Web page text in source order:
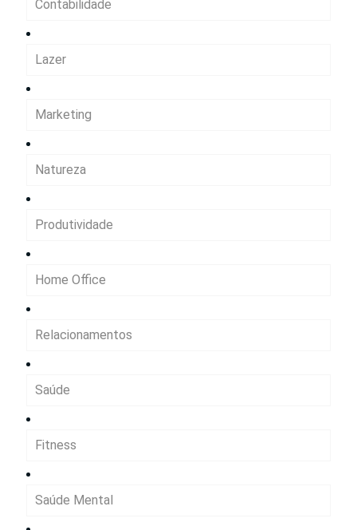
Contabilidade
Lazer
Marketing
Natureza
Produtividade
Home Office
Relacionamentos
Saúde
Fitness
Saúde Mental